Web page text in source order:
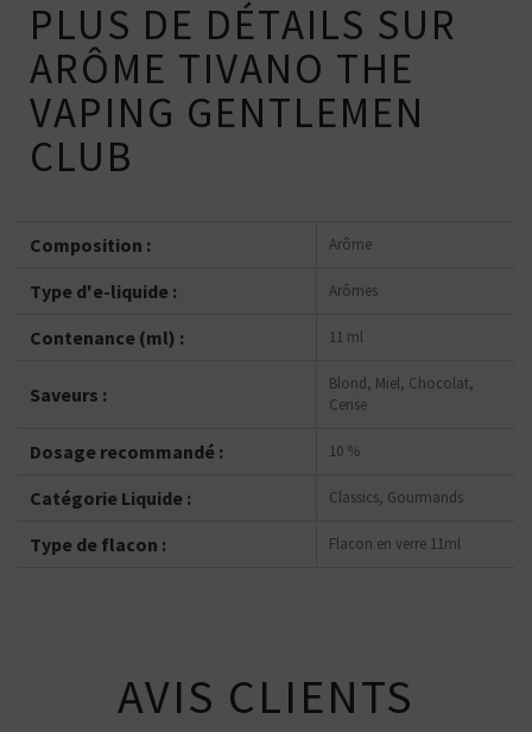
PLUS DE DÉTAILS SUR
ARÔME TIVANO THE
VAPING GENTLEMEN
CLUB
Composition : Arôme
Type d'e-liquide : Arômes
Contenance (ml) : 11 ml
Saveurs :
Blond, Miel, Chocolat,
Cerise
Dosage recommandé : 10 %
Catégorie Liquide : Classics, Gourmands
Type de flacon : Flacon en verre 11ml
AVIS CLIENTS